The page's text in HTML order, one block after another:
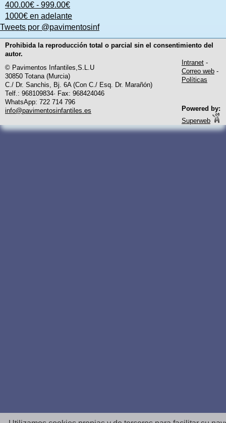
400.00€ - 999.00€
1000€ en adelante
Tweets por @pavimentosinf
Prohibida la reproducción total o parcial sin el consentimiento del
autor.
© Pavimentos Infantiles,S.L.U
30850 Totana (Murcia)
C./ Dr. Sanchis, Bj. 6A (Con C./ Esq. Dr. Marañón)
Telf.: 968109834· Fax: 968424046
WhatsApp: 722 714 796
info@pavimentosinfantiles.es
Intranet -
Correo web -
Políticas
Powered by:
Superweb